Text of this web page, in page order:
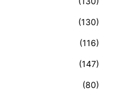
(130)
(116)
(147)
(80)